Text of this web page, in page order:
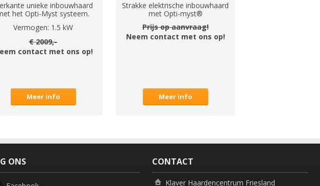
unieke inbouwhaard
het Opti-Myst systeem.
Vermogen: 1.5 kW
€2009,-
contact met ons op!
Meer info
Strakke elektrische inbouwhaard
met Opti-myst®
Prijs op aanvraag!
Neem contact met ons op!
Meer info
ONS CONTACT
Klaver Haardencentrum Friesland